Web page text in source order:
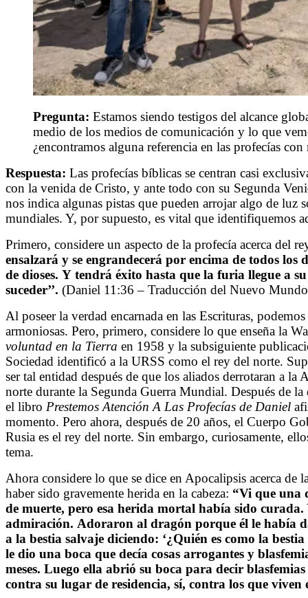
Pregunta: Estamos siendo testigos del alcance
medio de los medios de comunicación y lo que
¿encontramos alguna referencia en las profecías
Respuesta: Las profecías bíblicas se centran casi
con la venida de Cristo, y ante todo con su Segunda
nos indica algunas pistas que pueden arrojar algo de luz
mundiales. Y, por supuesto, es vital que identifiquemos
Primero, considere un aspecto de la profecía acerca del
ensalzará y se engrandecerá por encima de todos los
de dioses. Y tendrá éxito hasta que la furia llegue a
suceder’’. (Daniel 11:36 – Traducción del Nuevo
Al poseer la verdad encarnada en las Escrituras,
armoniosas. Pero, primero, considere lo que enseña la
voluntad en la Tierra en 1958 y la subsiguiente
Sociedad identificó a la URSS como el rey del norte.
ser tal entidad después de que los aliados derrotaran a
norte durante la Segunda Guerra Mundial. Después de
el libro Prestemos Atención A Las Profecías de Daniel
momento. Pero ahora, después de 20 años, el Cuerpo
Rusia es el rey del norte. Sin embargo, curiosamente,
tema.
Ahora considere lo que se dice en Apocalipsis acerca de
haber sido gravemente herida en la cabeza: “Vi que una
de muerte, pero esa herida mortal había sido
admiración. Adoraron al dragón porque él le había
a la bestia salvaje diciendo: ‘¿Quién es como la
le dio una boca que decía cosas arrogantes y
meses. Luego ella abrió su boca para decir
contra su lugar de residencia, sí, contra los que viven